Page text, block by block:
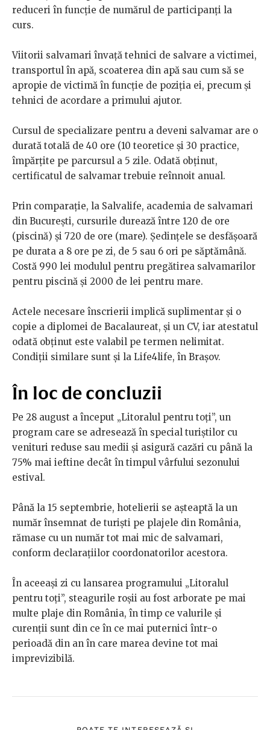
reduceri în funcție de numărul de participanți la
curs.
Viitorii salvamari învață tehnici de salvare a victimei,
transportul în apă, scoaterea din apă sau cum să se
apropie de victimă în funcție de poziția ei, precum și
tehnici de acordare a primului ajutor.
Cursul de specializare pentru a deveni salvamar are o
durată totală de 40 ore (10 teoretice și 30 practice,
împărțite pe parcursul a 5 zile. Odată obținut,
certificatul de salvamar trebuie reînnoit anual.
Prin comparație, la Salvalife, academia de salvamari
din București, cursurile durează între 120 de ore
(piscină) și 720 de ore (mare). Ședințele se desfășoară
pe durata a 8 ore pe zi, de 5 sau 6 ori pe săptămână.
Costă 990 lei modulul pentru pregătirea salvamarilor
pentru piscină și 2000 de lei pentru mare.
Actele necesare înscrierii implică suplimentar și o
copie a diplomei de Bacalaureat, și un CV, iar atestatul
odată obținut este valabil pe termen nelimitat.
Condiții similare sunt și la Life4life, în Brașov.
În loc de concluzii
Pe 28 august a început „Litoralul pentru toți”, un
program care se adresează în special turiștilor cu
venituri reduse sau medii și asigură cazări cu până la
75% mai ieftine decât în timpul vârfului sezonului
estival.
Până la 15 septembrie, hotelierii se așteaptă la un
număr însemnat de turiști pe plajele din România,
rămase cu un număr tot mai mic de salvamari,
conform declarațiilor coordonatorilor acestora.
În aceeași zi cu lansarea programului „Litoralul
pentru toți”, steagurile roșii au fost arborate pe mai
multe plaje din România, în timp ce valurile și
curenții sunt din ce în ce mai puternici într-o
perioadă din an în care marea devine tot mai
imprevizibilă.